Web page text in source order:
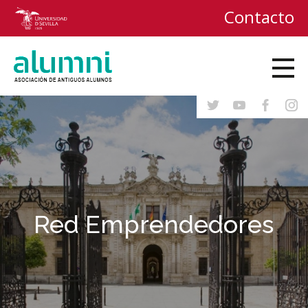
Contacto
Red Emprendedores